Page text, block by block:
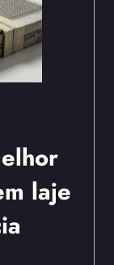
laje